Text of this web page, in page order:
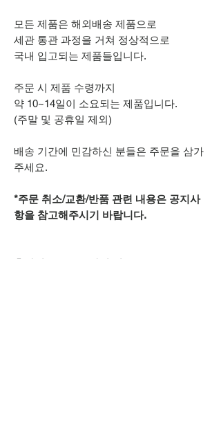
모든 제품은 해외배송 제품으로
세관 통관 과정을 거쳐 정상적으로
국내 입고되는 제품들입니다.
주문 시 제품 수령까지
약 10~14일이 소요되는 제품입니다.
(주말 및 공휴일 제외)
배송 기간에 민감하신 분들은 주문을 삼가
주세요.
*주문 취소/교환/반품 관련 내용은 공지사
항을 참고해주시기 바랍니다.
추가적으로 궁금하신 점은